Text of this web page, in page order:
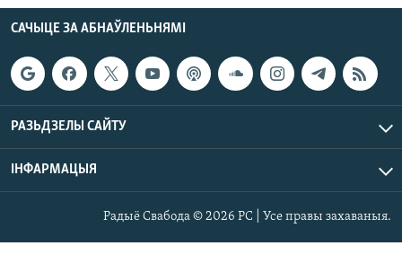
САЧЫЦЕ ЗА АБНАЎЛЕНЬНЯМІ
РАЗЬДЗЕЛЫ САЙТУ
ІНФАРМАЦЫЯ
Радыё Свабода © 2026 РС | Усе правы захаваныя.